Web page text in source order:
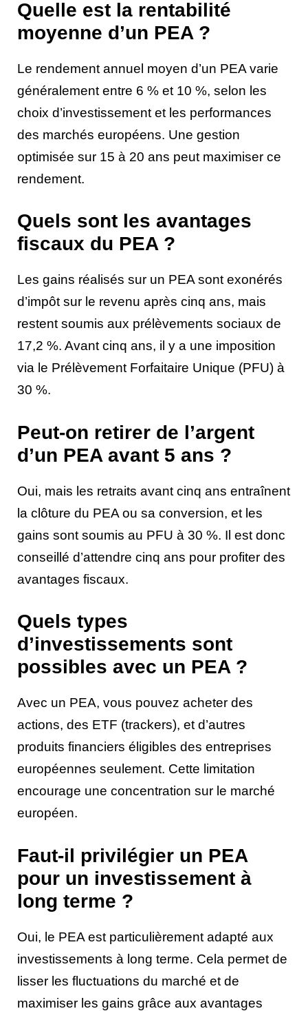
Quelle est la rentabilité
moyenne d’un PEA ?
Le rendement annuel moyen d’un PEA varie
généralement entre 6 % et 10 %, selon les
choix d’investissement et les performances
des marchés européens. Une gestion
optimisée sur 15 à 20 ans peut maximiser ce
rendement.
Quels sont les avantages
fiscaux du PEA ?
Les gains réalisés sur un PEA sont exonérés
d’impôt sur le revenu après cinq ans, mais
restent soumis aux prélèvements sociaux de
17,2 %. Avant cinq ans, il y a une imposition
via le Prélèvement Forfaitaire Unique (PFU) à
30 %.
Peut-on retirer de l’argent
d’un PEA avant 5 ans ?
Oui, mais les retraits avant cinq ans entraînent
la clôture du PEA ou sa conversion, et les
gains sont soumis au PFU à 30 %. Il est donc
conseillé d’attendre cinq ans pour profiter des
avantages fiscaux.
Quels types
d’investissements sont
possibles avec un PEA ?
Avec un PEA, vous pouvez acheter des
actions, des ETF (trackers), et d’autres
produits financiers éligibles des entreprises
européennes seulement. Cette limitation
encourage une concentration sur le marché
européen.
Faut-il privilégier un PEA
pour un investissement à
long terme ?
Oui, le PEA est particulièrement adapté aux
investissements à long terme. Cela permet de
lisser les fluctuations du marché et de
maximiser les gains grâce aux avantages